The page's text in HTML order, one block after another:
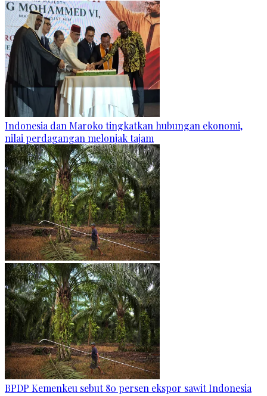
Indonesia dan Maroko tingkatkan hubungan ekonomi,
nilai perdagangan melonjak tajam
BPDP Kemenkeu sebut 80 persen ekspor sawit Indonesia